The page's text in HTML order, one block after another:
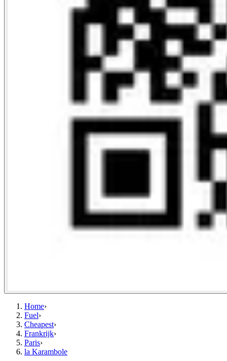
Home›
Fuel›
Cheapest›
Frankrijk›
Paris›
la Karambole